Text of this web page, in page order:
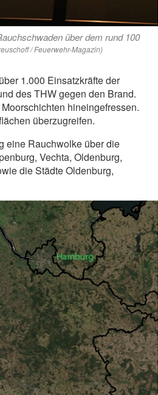
über dem rund 100
/ Feuerwehr-Magazin)
1.000 Einsatzkräfte der
des THW gegen den Brand.
hineingefressen.
überzugreifen.
eine Rauchwolke über die
Vechta, Oldenburg,
die Städte Oldenburg,